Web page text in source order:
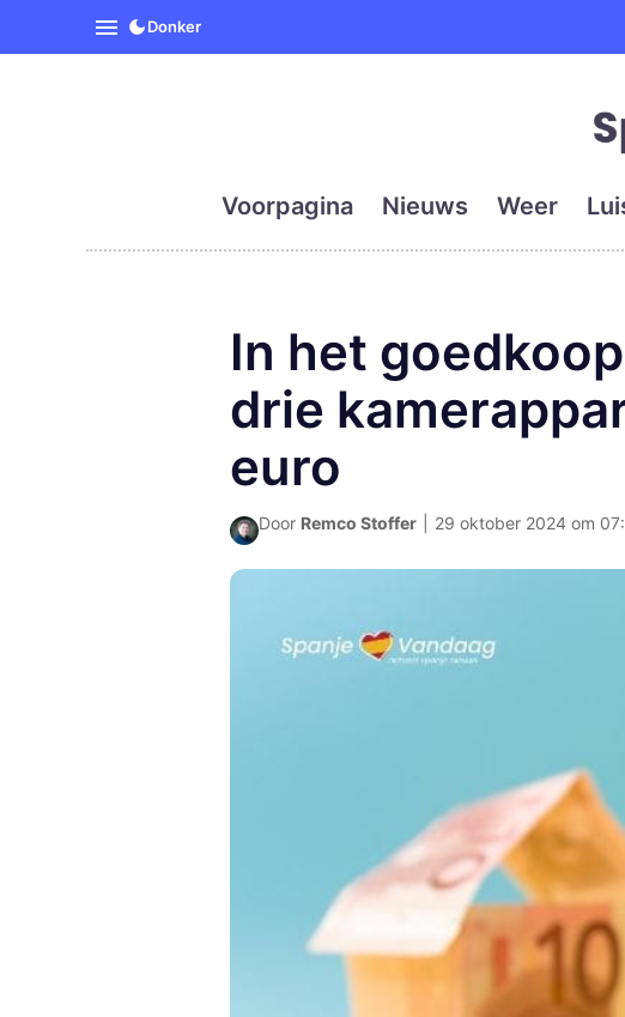
SpanjeVandaag is de eerste
Donker
Voorpagina Nieuws Weer
In het
drie
euro
Door Remco Stoffer 29 oktober 2024 om